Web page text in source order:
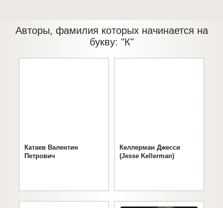
Авторы, фамилия которых начинается на
букву: "К"
Катаев Валентин
Петрович
Келлерман Джесси
(Jesse Kellerman)